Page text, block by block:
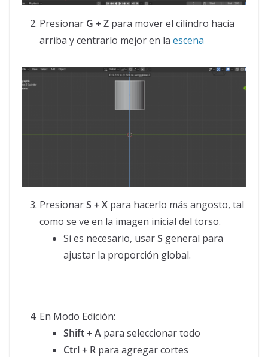
Presionar G + Z para mover el cilindro hacia
arriba y centrarlo mejor en la escena
PresionarS + X para hacerlo más angosto, tal
como se ve en la imagen inicial del torso.
Si es necesario, usarS general para
ajustar la proporción global.
En Modo Edición:
Shift + A para seleccionar todo
Ctrl + R para agregar cortes